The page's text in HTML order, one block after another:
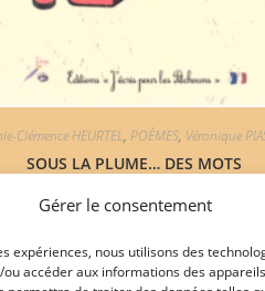
Gérer le consentement
expériences, nous utilisons des
accéder aux informations des
Clémence HEURTEL, POÈMES, Véronique
SOUS LA PLUME… DES MOTS
12,00€
Ajouter au panier